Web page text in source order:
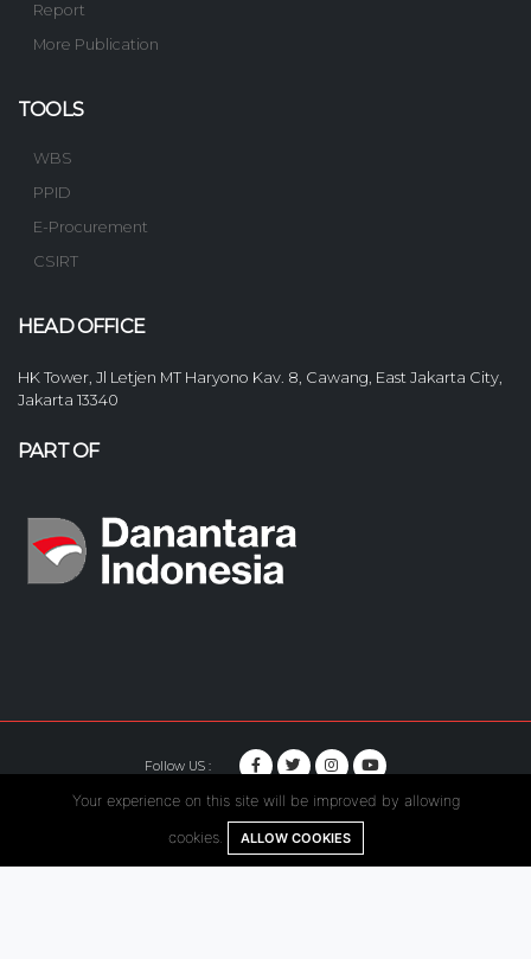
Report
More Publication
TOOLS
WBS
PPID
E-Procurement
CSIRT
HEAD OFFICE
HK Tower, Jl Letjen MT Haryono Kav. 8, Cawang, East Jakarta City,
Jakarta 13340
PART OF
Follow US :
© Copyright 2020. Hutama Karya All Rights Reserved.
Your experience on this site will be improved by allowing
cookies. ALLOW COOKIES